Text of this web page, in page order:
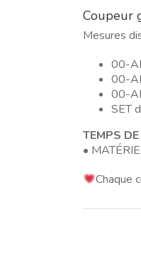
Coupeur
Mesures
00-
00-
00-
SET
TEMPS
•
Chaque